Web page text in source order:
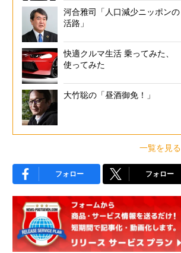
河合雅司「人口減少ニッポンの
活路」
快適クルマ生活 乗ってみた、
使ってみた
大竹聡の「昼酒御免！」
一覧を見る
フォロー フォロー